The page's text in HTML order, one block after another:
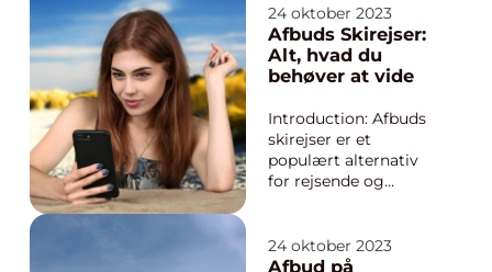
overvejelser Afbud
flybilletter kan være
en stor udfordring for
rejsende og
over hele verden.
Uanset...
24 oktober 2023
Afbuds Skirejser:
Alt, hvad du
behøver at vide
Introduction: Afbuds
skirejser er et
populært alternativ
for rejsende og
bjerglandskaber til en
overkommelig pris.
24 oktober 2023
Afbud på